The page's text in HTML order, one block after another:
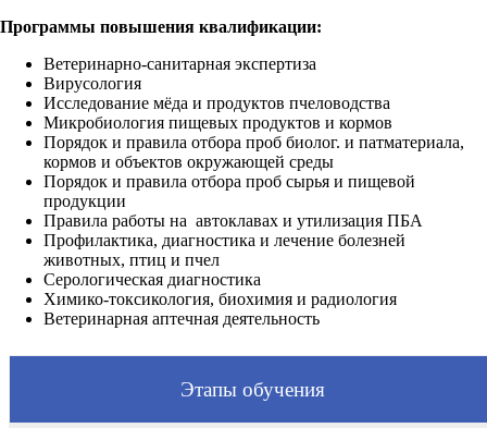
Программы повышения квалификации:
Ветеринарно-санитарная экспертиза
Вирусология
Исследование мёда и продуктов пчеловодства
Микробиология пищевых продуктов и кормов
Порядок и правила отбора проб биолог. и патматериала,
кормов и объектов окружающей среды
Порядок и правила отбора проб сырья и пищевой
продукции
Правила работы на автоклавах и утилизация ПБА
Профилактика, диагностика и лечение болезней
животных, птиц и пчел
Серологическая диагностика
Химико-токсикология, биохимия и радиология
Ветеринарная аптечная деятельность
Этапы обучения